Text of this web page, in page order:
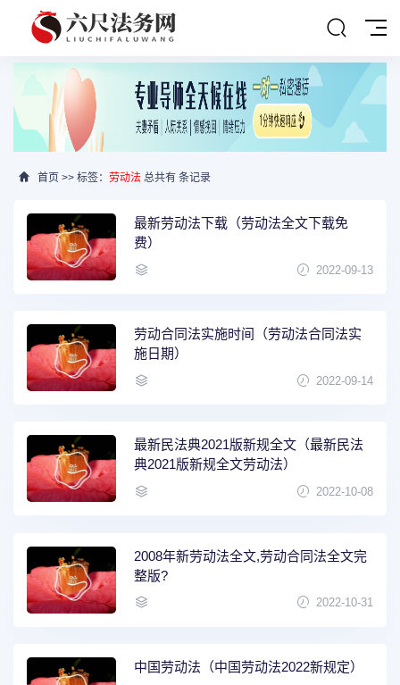
首页 >> 标签： 劳动法 总共有 条记录
最新劳动法下载（劳动法全文下载免
费）
2022-09-13
劳动合同法实施时间（劳动法合同法实
施日期）
2022-09-14
最新民法典2021版新规全文（最新民法
典2021版新规全文劳动法）
2022-10-08
2008年新劳动法全文,劳动合同法全文完
整版?
2022-10-31
中国劳动法（中国劳动法2022新规定）